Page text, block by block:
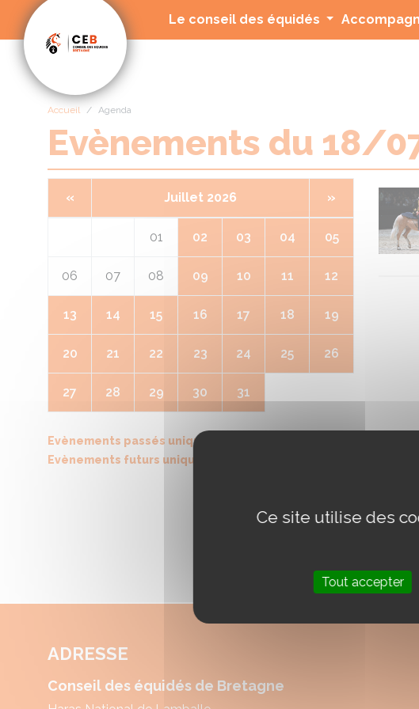
Le conseil des équidés
Accueil Agenda
Evènements du 18/
« Juillet 2026 »
01 02 03 04 05
06 07 08 09 10 11 12
13 14 15 16 17 18 19
20 21 22 23 24 25 26
27 28 29 30 31
Evènements passés uniquement
Evènements futurs uniquement
ADRESSE
Conseil des équidés de Bretagne
Panneau de gestion des cookies
Ce site utilise des
Tout accepter